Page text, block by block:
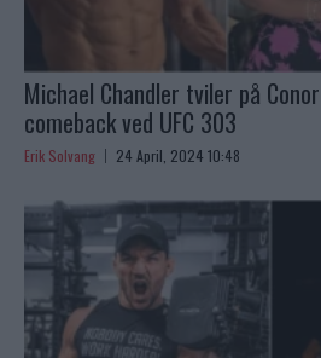
Michael Chandler tviler på
comeback ved UFC 303
Erik Solvang 24 April, 2024 10:48